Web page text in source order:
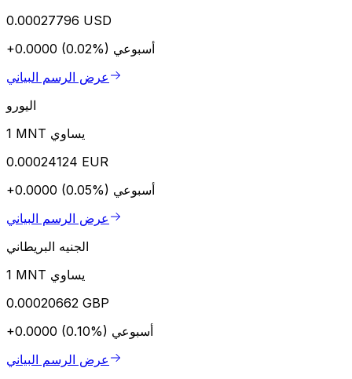
0.00027796 USD
+0.0000 (0.02%) أسبوعي
عرض الرسم البياني
اليورو
1 MNT يساوي
0.00024124 EUR
+0.0000 (0.05%) أسبوعي
عرض الرسم البياني
الجنيه البريطاني
1 MNT يساوي
0.00020662 GBP
+0.0000 (0.10%) أسبوعي
عرض الرسم البياني